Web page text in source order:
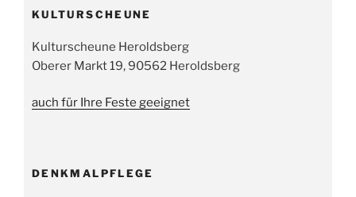
KULTURSCHEUNE
Kulturscheune Heroldsberg
Oberer Markt 19, 90562 Heroldsberg
auch für Ihre Feste geeignet
DENKMALPFLEGE